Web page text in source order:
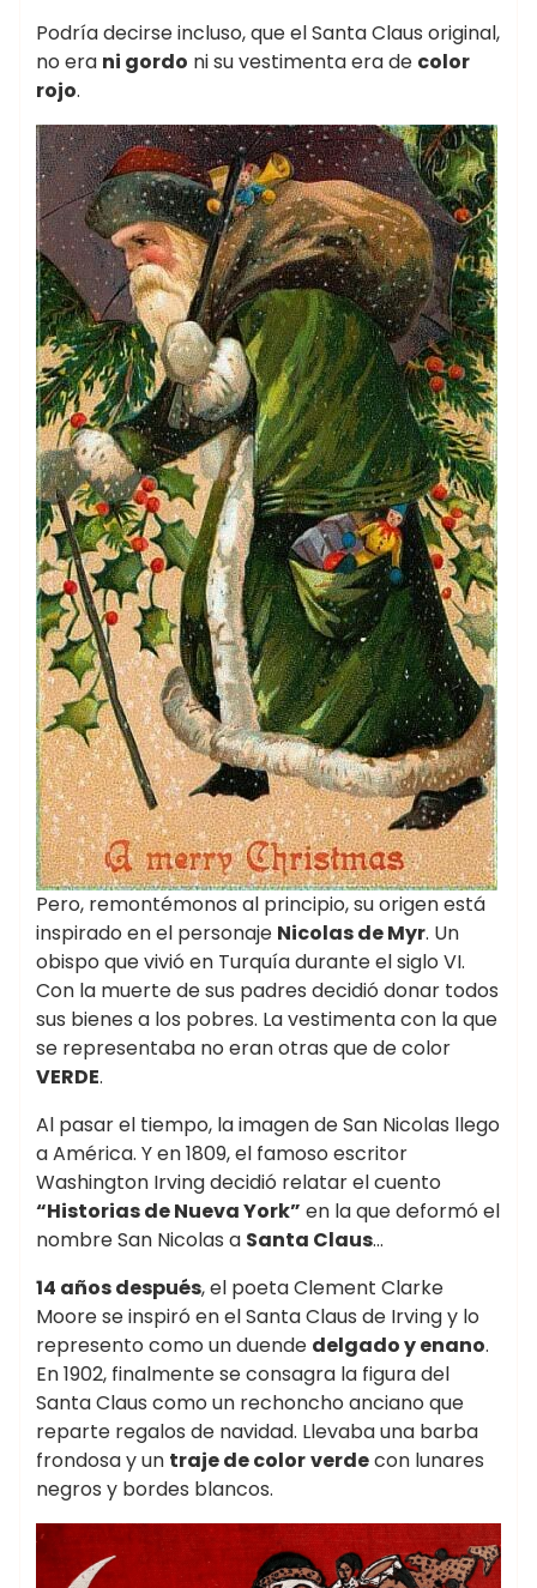
Podría decirse incluso, que el Santa Claus original,
no era ni gordo ni su vestimenta era de color
rojo.
Pero, remontémonos al principio, su origen está
inspirado en el personaje Nicolas de Myr. Un
obispo que vivió en Turquía durante el siglo VI.
Con la muerte de sus padres decidió donar todos
sus bienes a los pobres. La vestimenta con la que
se representaba no eran otras que de color
VERDE.
Al pasar el tiempo, la imagen de San Nicolas llego
a América. Y en 1809, el famoso escritor
Washington Irving decidió relatar el cuento
“Historias de Nueva York” en la que deformó el
nombre San Nicolas a Santa Claus…
14 años después, el poeta Clement Clarke
Moore se inspiró en el Santa Claus de Irving y lo
represento como un duende delgado y enano.
En 1902, finalmente se consagra la figura del
Santa Claus como un rechoncho anciano que
reparte regalos de navidad. Llevaba una barba
frondosa y un traje de colorverdecon lunares
negros y bordes blancos.